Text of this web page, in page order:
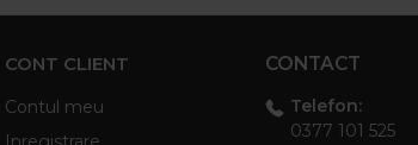
CONT CLIENT
Contul meu
CONTACT
Telefon:
0377 101 525